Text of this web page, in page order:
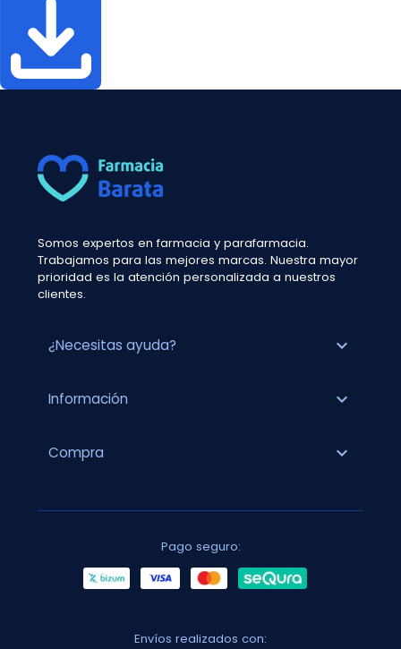
Somos expertos en farmacia y parafarmacia.
Trabajamos para las mejores marcas. Nuestra mayor
prioridad es la atención personalizada a nuestros
clientes.
¿Necesitas ayuda? expand_more
Información expand_more
Compra expand_more
Pago seguro:
Envíos realizados con: